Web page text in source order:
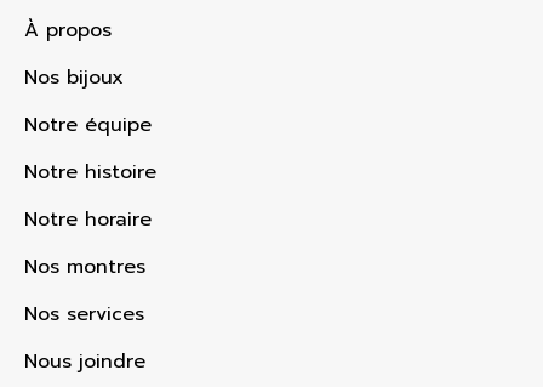
À propos
Nos bijoux
Notre équipe
Notre histoire
Notre horaire
Nos montres
Nos services
Nous joindre